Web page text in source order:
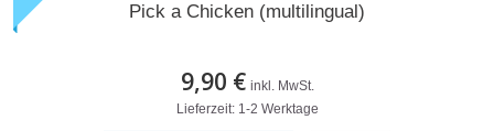
Pick a Chicken (multilingual)
9,90 € inkl. MwSt.
Lieferzeit: 1-2 Werktage